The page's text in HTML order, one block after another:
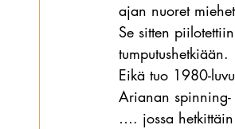
ajan nuoret
Se sitten
tumputushetkiään.
Eikä tuo 1980-
Arianan
…. jossa